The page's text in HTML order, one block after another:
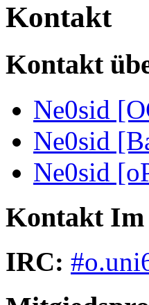
Kontakt
Kontakt
Ne0sid
Ne0sid
Ne0sid
Kontakt
IRC: